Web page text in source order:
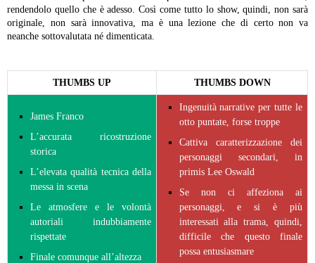
rendendolo quello che è adesso. Così come tutto lo show, quindi, non sarà
originale, non sarà innovativa, ma è una lezione che di certo non va
neanche sottovalutata né dimenticata.
THUMBS UP THUMBS DOWN
James Franco
L’accurata ricostruzione
storica
L’elevata qualità tecnica della
messa in scena
Le atmosfere e le volontà
autoriali indubbiamente
rispettate
Finale comunque all’altezza
Ingenuità narrative per tutte le
otto puntate, forse troppe
Cattiva caratterizzazione dei
personaggi secondari, in
primis Lee Oswald
Se non ci affeziona ai
personaggi, e si è più
interessati alla trama, quindi,
difficile che questo finale
possa entusiasmare